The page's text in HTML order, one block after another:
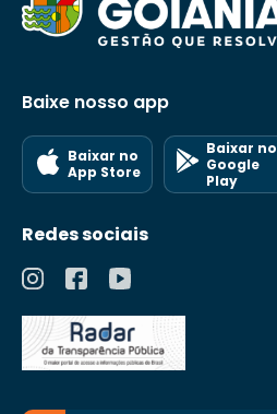
Baixe nosso app
Baixar no
App Store
Baixar no
Google
Play
Redes sociais